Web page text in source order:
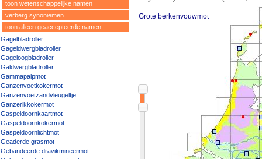
toon wetenschappelijke namen
verberg synoniemen
toon alleen geaccepteerde namen
Gagelbladroller
Gageldwergbladroller
Gageloogbladroller
Galdwergbladroller
Gammapalpmot
Ganzenvoetkokermot
Ganzenvoetzandvleugeltje
Ganzerikkokermot
Gaspeldoornkaartmot
Gaspeldoornkokermot
Gaspeldoornlichtmot
Geaderde grasmot
Gebandeerde dravikmineermot
Grote berkenvouwmot